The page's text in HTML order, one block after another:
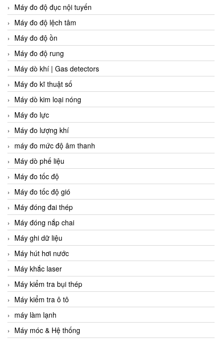
Máy đo độ đục nội tuyến
Máy đo độ lệch tâm
Máy đo độ ồn
Máy đo độ rung
Máy dò khí | Gas detectors
Máy đo kĩ thuật số
Máy dò kim loại nóng
Máy đo lực
Máy đo lượng khí
máy đo mức độ âm thanh
Máy dò phế liệu
Máy đo tốc độ
Máy đo tốc độ gió
Máy đóng đai thép
Máy đóng nắp chai
Máy ghi dữ liệu
Máy hút hơi nước
Máy khắc laser
Máy kiểm tra bụi thép
Máy kiểm tra ô tô
máy làm lạnh
Máy móc & Hệ thống